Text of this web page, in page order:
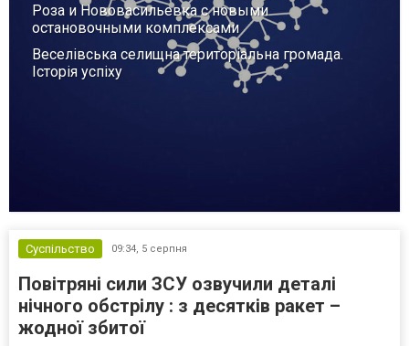
Роза и Нововасильевка с новыми
остановочными комплексами
Веселівська селищна територіальна громада.
Історія успіху
Суспільство 09:34, 5 серпня
Повітряні сили ЗСУ озвучили деталі
нічного обстрілу : з десятків ракет –
жодної збитої